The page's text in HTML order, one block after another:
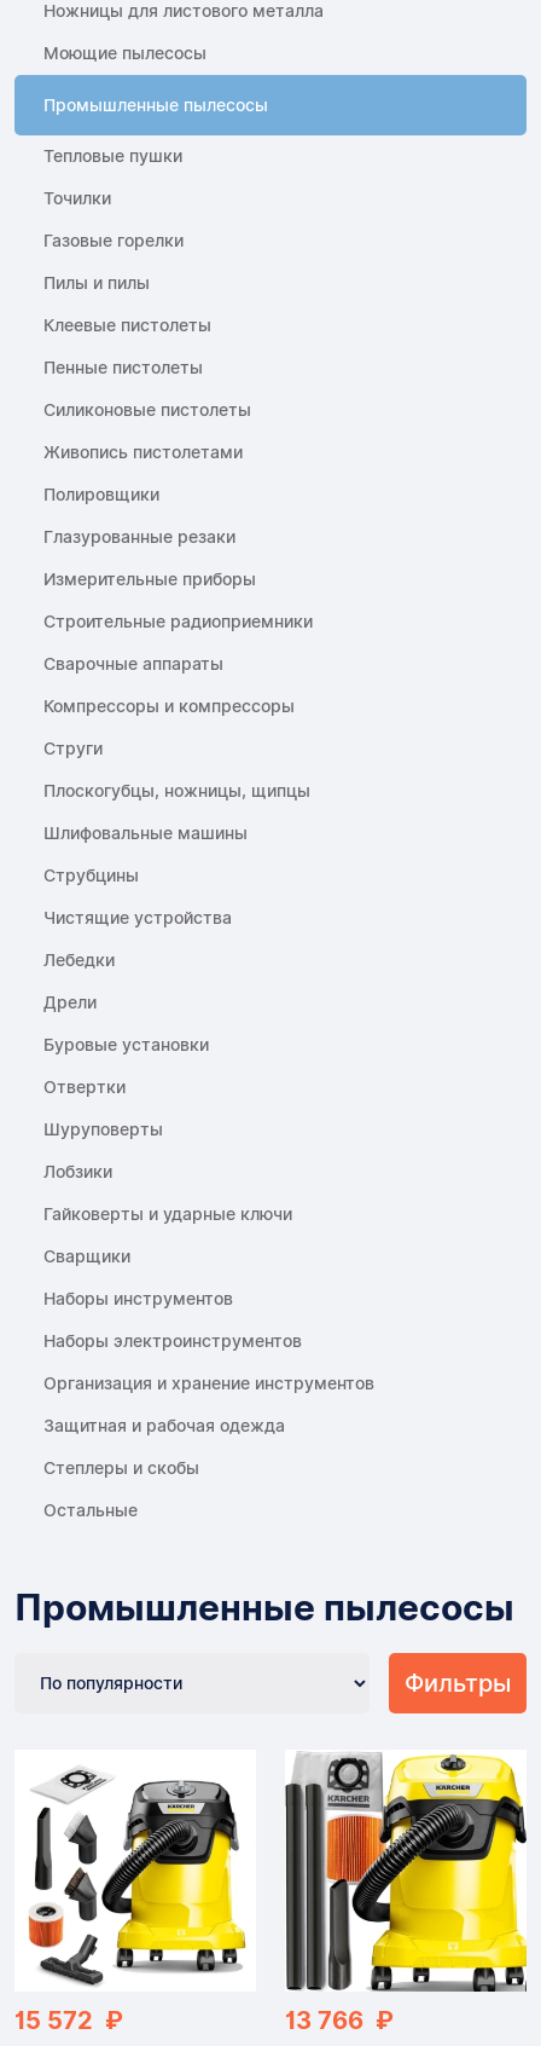
Ножницы для листового металла
Моющие пылесосы
Промышленные пылесосы
Тепловые пушки
Точилки
Газовые горелки
Пилы и пилы
Клеевые пистолеты
Пенные пистолеты
Силиконовые пистолеты
Живопись пистолетами
Полировщики
Глазурованные резаки
Измерительные приборы
Строительные радиоприемники
Сварочные аппараты
Компрессоры и компрессоры
Струги
Плоскогубцы, ножницы, щипцы
Шлифовальные машины
Струбцины
Чистящие устройства
Лебедки
Дрели
Буровые установки
Отвертки
Шуруповерты
Лобзики
Гайковерты и ударные ключи
Сварщики
Наборы инструментов
Наборы электроинструментов
Организация и хранение инструментов
Защитная и рабочая одежда
Степлеры и скобы
Остальные
Промышленные пылесосы
Фильтры
15 572 ₽ 13 766 ₽